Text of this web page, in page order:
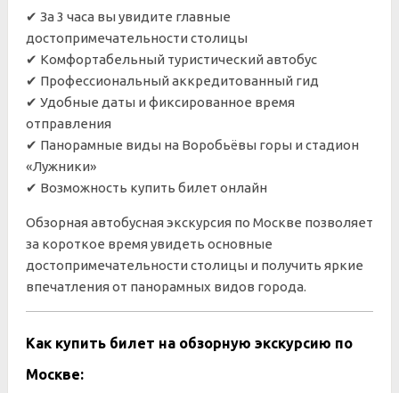
✔ За 3 часа вы увидите главные
достопримечательности столицы
✔ Комфортабельный туристический автобус
✔ Профессиональный аккредитованный гид
✔ Удобные даты и фиксированное время
отправления
✔ Панорамные виды на Воробьёвы горы и стадион
«Лужники»
✔ Возможность купить билет онлайн
Обзорная автобусная экскурсия по Москве позволяет
за короткое время увидеть основные
достопримечательности столицы и получить яркие
впечатления от панорамных видов города.
Как купить билет на обзорную экскурсию по
Москве: